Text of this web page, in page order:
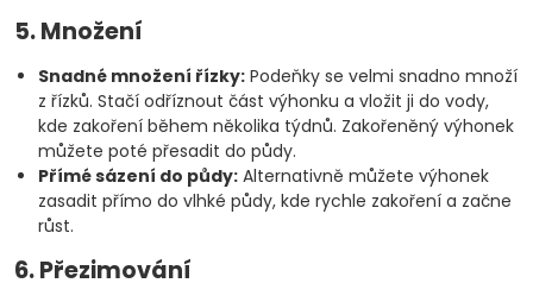
5. Množení
Snadné množení řízky: Podeňky se velmi snadno množí
z řízků. Stačí odříznout část výhonku a vložit ji do vody,
kde zakoření během několika týdnů. Zakořeněný výhonek
můžete poté přesadit do půdy.
Přímé sázení do půdy: Alternativně můžete výhonek
zasadit přímo do vlhké půdy, kde rychle zakoření a začne
růst.
6. Přezimování